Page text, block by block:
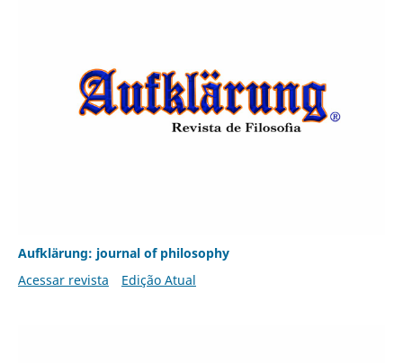
Aufklärung: journal of philosophy
Acessar revista
Edição Atual